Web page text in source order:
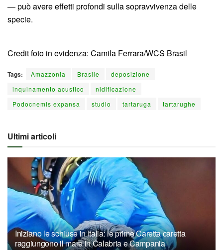
— può avere effetti profondi sulla sopravvivenza delle
specie.
Credit foto in evidenza: Camila Ferrara/WCS Brasil
Tags: Amazzonia Brasile
deposizione
inquinamento acustico
nidificazione
Podocnemis expansa
studio tartaruga tartarughe
Ultimi articoli
Iniziano le schiuse in Italia: le prime Caretta caretta
raggiungono il mare in Calabria e Campania